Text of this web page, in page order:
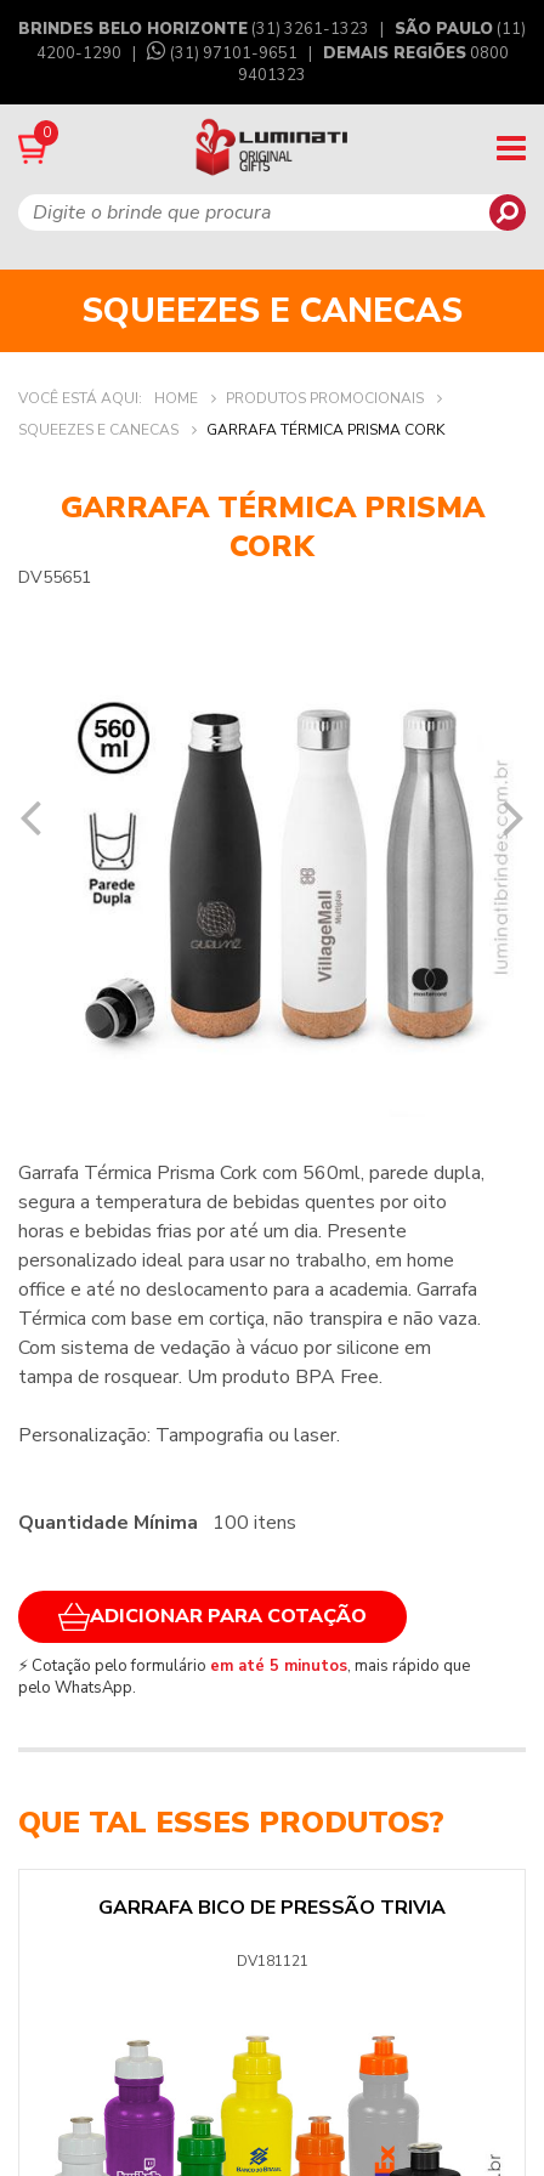
BRINDES BELO HORIZONTE (31) 3261-1323 | SÃO PAULO (11)
4200-1290 |
(31) 97101-9651 | DEMAIS REGIÕES0800
9401323
0
SQUEEZES E CANECAS
VOCÊ ESTÁ AQUI: HOME
PRODUTOS PROMOCIONAIS
SQUEEZES E CANECAS
GARRAFA TÉRMICA PRISMA CORK
GARRAFA TÉRMICA PRISMA
CORK
DV55651
Garrafa Térmica Prisma Cork com 560ml, parede dupla,
segura a temperatura de bebidas quentes por oito
horas e bebidas frias por até um dia. Presente
personalizado ideal para usar no trabalho, em home
office e até no deslocamento para a academia. Garrafa
Térmica com base em cortiça, não transpira e não vaza.
Com sistema de vedação à vácuo por silicone em
tampa de rosquear. Um produto BPA Free.
Personalização: Tampografia ou laser.
Quantidade Mínima 100 itens
ADICIONAR PARA COTAÇÃO
⚡ Cotação pelo formulário em até 5 minutos, mais rápido que
pelo WhatsApp.
QUE TAL ESSES PRODUTOS?
GARRAFA BICO DE PRESSÃO TRIVIA
DV181121